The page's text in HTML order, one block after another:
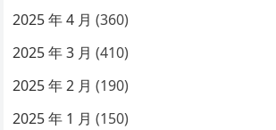
2025 年 4 月 (360)
2025 年 3 月 (410)
2025 年 2 月 (190)
2025 年 1 月 (150)